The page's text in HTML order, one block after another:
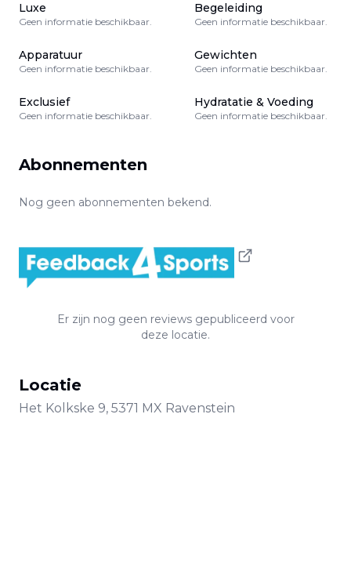
Luxe
Geen informatie beschikbaar.
Begeleiding
Geen informatie beschikbaar.
Apparatuur
Geen informatie beschikbaar.
Gewichten
Geen informatie beschikbaar.
Exclusief
Geen informatie beschikbaar.
Hydratatie & Voeding
Geen informatie beschikbaar.
Abonnementen
Nog geen abonnementen bekend.
Er zijn nog geen reviews gepubliceerd voor
deze locatie.
Locatie
Het Kolkske 9, 5371 MX Ravenstein